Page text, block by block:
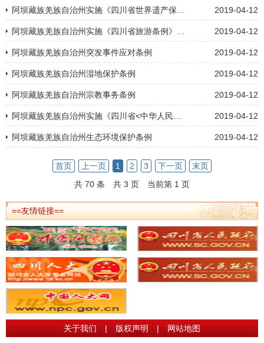
2019-04-12
2019-04-12
阿坝藏族羌族自治州突发事件应对条例 2019-04-12
阿坝藏族羌族自治州湿地保护条例 2019-04-12
阿坝藏族羌族自治州宗教事务条例 2019-04-12
2019-04-12
阿坝藏族羌族自治州生态环境保护条例 2019-04-12
首页 上一页 1 2 3 下一页
末页
共 70 条
共 3 页 当前第 1 页
==友情链接==
关于我们 | 版权声明 | 网站地图